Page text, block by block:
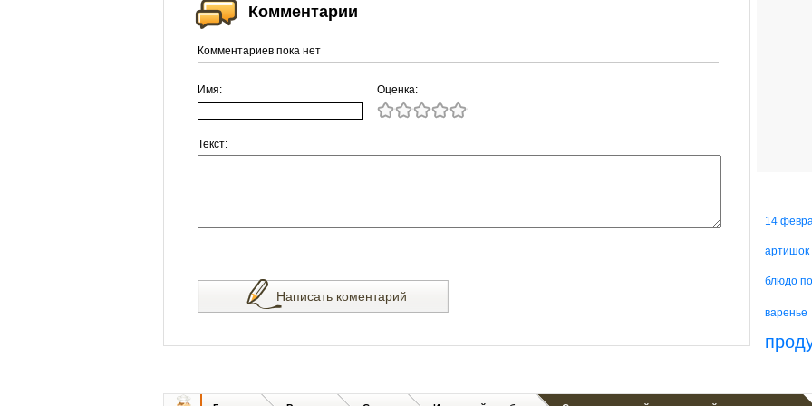
Комментарии
Комментариев пока нет
Имя: Оценка:
Текст:
Написать коментарий
14
артишок
блюдо
варенье